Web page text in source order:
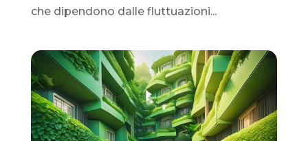
che dipendono dalle fluttuazioni...